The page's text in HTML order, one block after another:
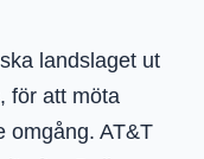
landslaget ut
för att möta
omgång. AT&T